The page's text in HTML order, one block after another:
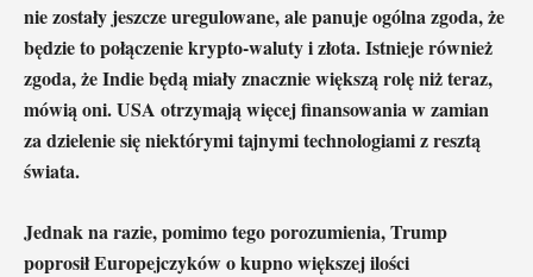
nie zostały jeszcze uregulowane, ale panuje ogólna zgoda, że ​​
będzie to połączenie krypto-waluty i złota. Istnieje również
zgoda, że ​​Indie będą miały znacznie większą rolę niż teraz,
mówią oni. USA otrzymają więcej finansowania w zamian
za dzielenie się niektórymi tajnymi technologiami z resztą
świata.
Jednak na razie, pomimo tego porozumienia, Trump
poprosił Europejczyków o kupno większej ilości